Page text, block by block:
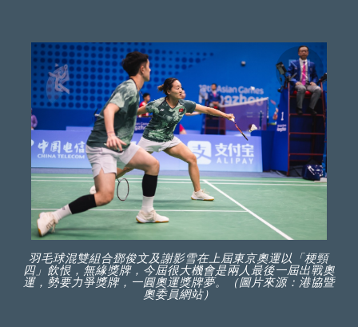
羽毛球混雙組合鄧俊文及謝影雪在上屆東京奧運以「梗頸
四」飲恨，無緣獎牌，今屆很大機會是兩人最後一屆出戰奧
運，勢要力爭獎牌，一圓奧運獎牌夢。（圖片來源：港協暨
奧委員網站）